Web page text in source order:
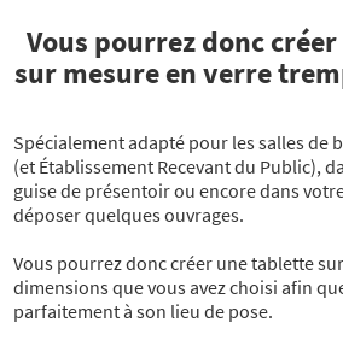
Vous pourrez donc
sur mesure en verre
Spécialement adapté pour les salles de
(et Établissement Recevant du Public),
guise de présentoir ou encore dans
déposer quelques ouvrages.
Vous pourrez donc créer une tablette
dimensions que vous avez choisi afin
parfaitement à son lieu de pose.